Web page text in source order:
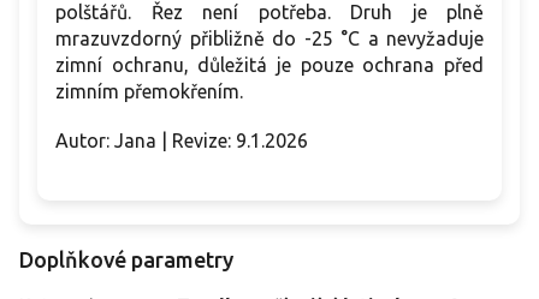
polštářů. Řez není potřeba. Druh je plně
mrazuvzdorný přibližně do -25 °C a nevyžaduje
zimní ochranu, důležitá je pouze ochrana před
zimním přemokřením.
Autor: Jana | Revize: 9.1.2026
Doplňkové parametry